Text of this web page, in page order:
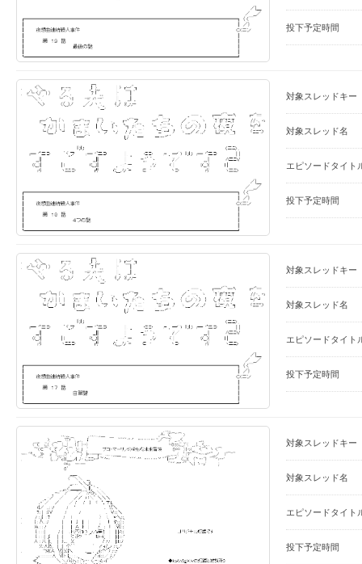
投下予定時間
対象スレッドキー
対象スレッド名
エピソードタイト
投下予定時間
対象スレッドキー
対象スレッド名
エピソードタイト
投下予定時間
対象スレッドキー
対象スレッド名
エピソードタイト
投下予定時間